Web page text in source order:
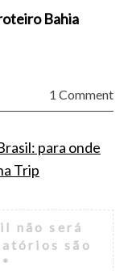
Bahia
1 Comment
para onde
Trip
não será
são
*